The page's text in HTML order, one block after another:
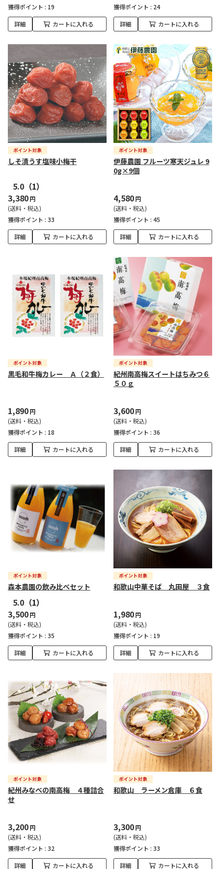
獲得ポイント : 19
詳細 カートに入れる
獲得ポイント : 24
詳細 カートに入れる
しそ漬うす塩味小梅干
5.0 （1）
3,380円
(送料・税込)
獲得ポイント : 33
詳細 カートに入れる
伊藤農園 フルーツ寒天ジュレ 9
0g×9個
4,580円
(送料・税込)
獲得ポイント : 45
詳細 カートに入れる
黒毛和牛梅カレー Ａ（２食）
1,890円
(送料・税込)
獲得ポイント : 18
詳細 カートに入れる
紀州南高梅スイートはちみつ６
５０ｇ
3,600円
(送料・税込)
獲得ポイント : 36
詳細 カートに入れる
森本農園の飲み比べセット
5.0 （1）
3,500円
(送料・税込)
獲得ポイント : 35
詳細 カートに入れる
和歌山中華そば 丸田屋 ３食
1,980円
(送料・税込)
獲得ポイント : 19
詳細 カートに入れる
紀州みなべの南高梅 ４種詰合
せ
3,200円
(送料・税込)
獲得ポイント : 32
詳細 カートに入れる
和歌山 ラーメン倉庫 ６食
3,300円
(送料・税込)
獲得ポイント : 33
詳細 カートに入れる